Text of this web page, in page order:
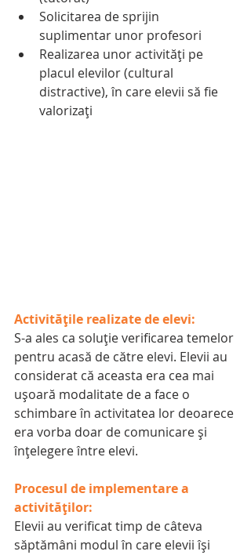
Solicitarea de sprijin
suplimentar unor profesori
Realizarea unor activități pe
placul elevilor (cultural
distractive), în care elevii să fie
valorizați
Activitățile realizate de elevi:
S-a ales ca soluție verificarea temelor
pentru acasă de către elevi. Elevii au
considerat că aceasta era cea mai
ușoară modalitate de a face o
schimbare în activitatea lor deoarece
era vorba doar de comunicare și
înțelegere între elevi.
Procesul de implementare a
activităților:
Elevii au verificat timp de câteva
săptămâni modul în care elevii își